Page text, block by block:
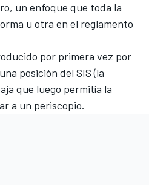
un enfoque que toda la
u otra en el reglamento
por primera vez por
posición del SIS (la
que luego permitía la
a un periscopio.